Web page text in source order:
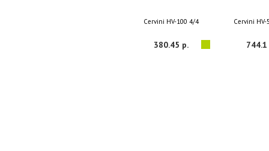
Cervini HV-100 4/4
380.45 р.
Cervini HV-
744.1